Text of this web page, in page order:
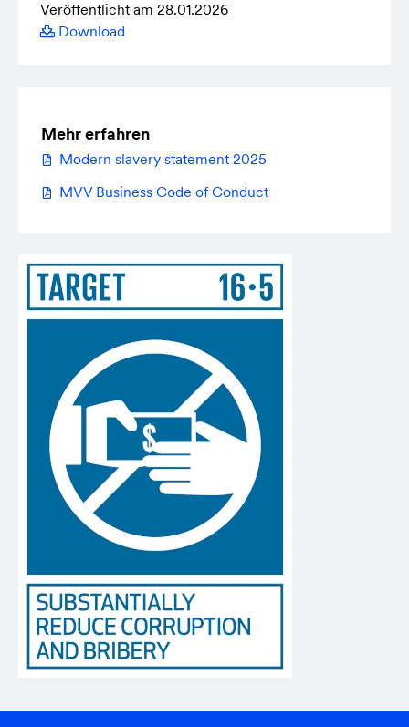
Veröffentlicht am 28.01.2026
Download
Mehr erfahren
Modern slavery statement 2025
MVV Business Code of Conduct